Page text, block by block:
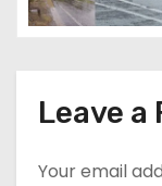
Leave a
Your email